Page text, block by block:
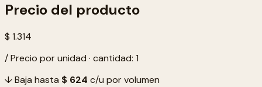
Precio del producto
$ 1.314
/ Precio por unidad · cantidad: 1
↓ Baja hasta $ 624 c/u por volumen